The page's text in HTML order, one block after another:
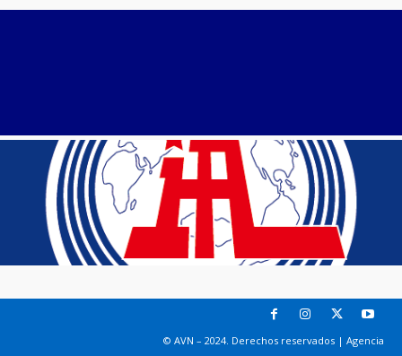
© AVN – 2024. Derechos reservados | Agencia